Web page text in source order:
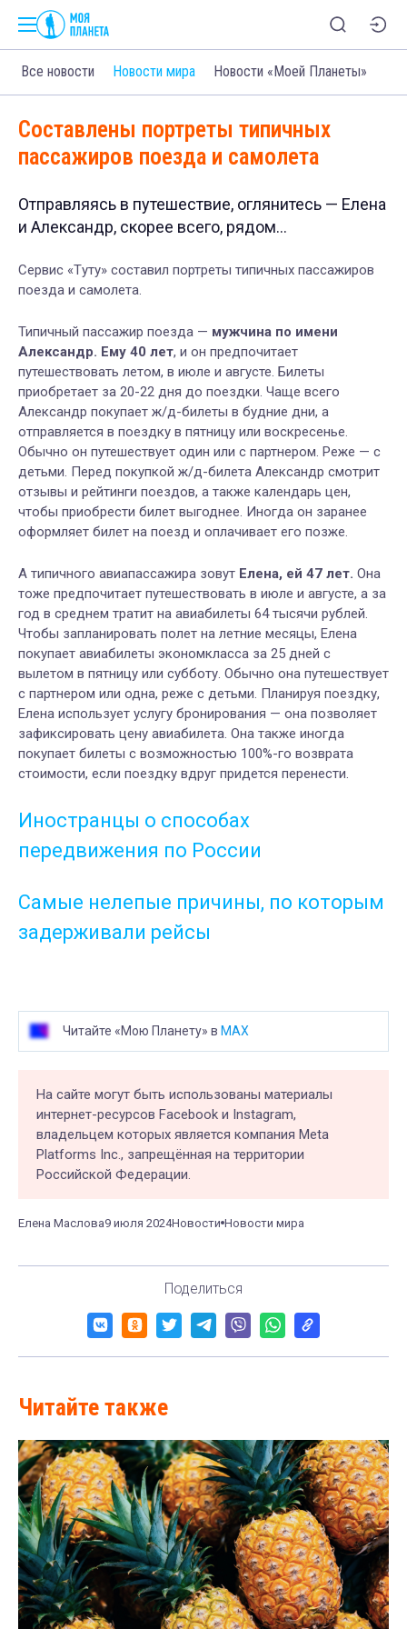
Все новости Новости мира Новости «Моей Планеты»
Составлены портреты типичных
пассажиров поезда и самолета
Отправляясь в путешествие, оглянитесь — Елена
и Александр, скорее всего, рядом...
Сервис «Туту» составил портреты типичных пассажиров
поезда и самолета.
Типичный пассажир поезда — мужчина по имени
Александр. Ему 40 лет, и он предпочитает
путешествовать летом, в июле и августе. Билеты
приобретает за 20-22 дня до поездки. Чаще всего
Александр покупает ж/д-билеты в будние дни, а
отправляется в поездку в пятницу или воскресенье.
Обычно он путешествует один или с партнером. Реже — с
детьми. Перед покупкой ж/д-билета Александр смотрит
отзывы и рейтинги поездов, а также календарь цен,
чтобы приобрести билет выгоднее. Иногда он заранее
оформляет билет на поезд и оплачивает его позже.
А типичного авиапассажира зовут Елена, ей 47 лет. Она
тоже предпочитает путешествовать в июле и августе, а за
год в среднем тратит на авиабилеты 64 тысячи рублей.
Чтобы запланировать полет на летние месяцы, Елена
покупает авиабилеты экономкласса за 25 дней с
вылетом в пятницу или субботу. Обычно она путешествует
с партнером или одна, реже с детьми. Планируя поездку,
Елена использует услугу бронирования — она позволяет
зафиксировать цену авиабилета. Она также иногда
покупает билеты с возможностью 100%-го возврата
стоимости, если поездку вдруг придется перенести.
Иностранцы о способах
передвижения по России
Самые нелепые причины, по которым
задерживали рейсы
Читайте «Мою Планету» в MAX
На сайте могут быть использованы материалы
интернет-ресурсов Facebook и Instagram,
владельцем которых является компания Meta
Platforms Inc., запрещённая на территории
Российской Федерации.
Елена Маслова9 июля 2024Новости Новости мира
Поделиться
Читайте также